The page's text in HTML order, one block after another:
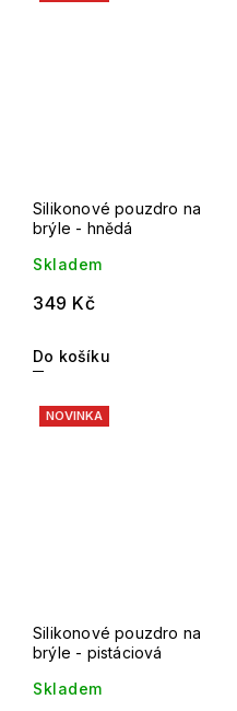
Silikonové pouzdro na
brýle - hnědá
Skladem
349 Kč
Do košíku
NOVINKA
Silikonové pouzdro na
brýle - pistáciová
Skladem